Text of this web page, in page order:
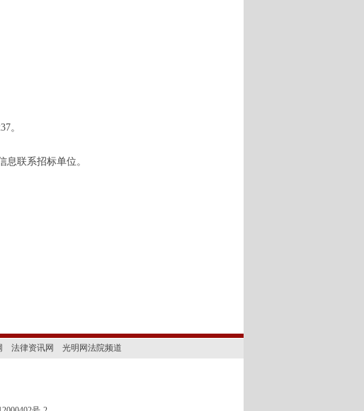
。
联系招标单位。
法律资讯网
光明网法院频道